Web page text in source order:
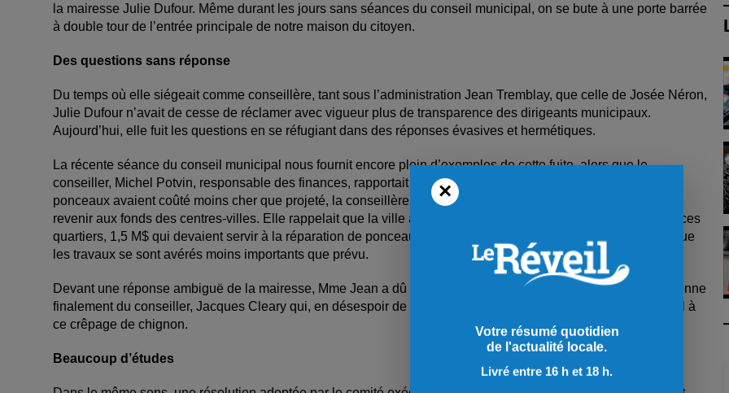
la mairesse Julie Dufour. Même durant les jours sans séances du conseil municipal, on se bute à une porte barrée
à double tour de l’entrée principale de notre maison du citoyen.
Des questions sans réponse
Du temps où elle siégeait comme conseillère, tant sous l’administration Jean Tremblay, que celle de Josée Néron,
Julie Dufour n’avait de cesse de réclamer avec vigueur plus de transparence des dirigeants municipaux.
Aujourd’hui, elle fuit les questions en se réfugiant dans des réponses évasives et hermétiques.
La récente séance du conseil municipal nous fournit encore plein d’exemples de cette fuite, alors que le
conseiller, Michel Potvin, responsable des finances, rapportait que les travaux prévus pour la réfection des six
ponceaux avaient coûté moins cher que projeté, la conseillère, Mireille Jean, voulait savoir si le surplus allait
revenir aux fonds des centres-villes. Elle rappelait que la ville avait retiré, du budget destiné à des travaux de ces
quartiers, 1,5 M$ qui devaient servir à la réparation de ponceaux. Somme qu’on n’avait pas eu à utiliser puisque
les travaux se sont avérés moins importants que prévu.
Devant une réponse ambiguë de la mairesse, Mme Jean a dû insister à trois reprises avant que la réponse vienne
finalement du conseiller, Jacques Cleary qui, en désespoir de cause, lançait un oui, qui se voulait le point final à
ce crêpage de chignon.
Beaucoup d’études
×
Votre résumé quotidien
de l'actualité locale.
Livré entre 16 h et 18 h.